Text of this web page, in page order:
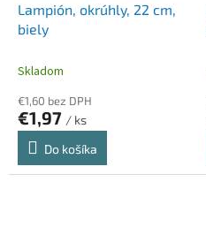
Lampión, okrúhly, 22 cm,
biely
Skladom
€1,60 bez DPH
€1,97 / ks
Do košíka